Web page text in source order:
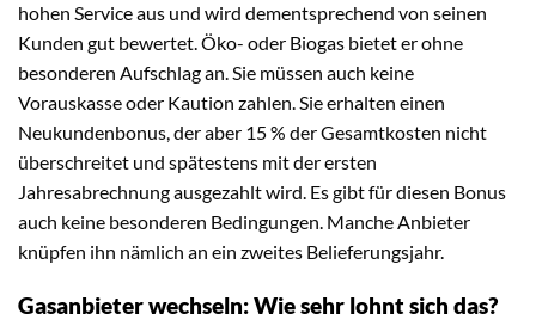
hohen Service aus und wird dementsprechend von seinen
Kunden gut bewertet. Öko- oder Biogas bietet er ohne
besonderen Aufschlag an. Sie müssen auch keine
Vorauskasse oder Kaution zahlen. Sie erhalten einen
Neukundenbonus, der aber 15 % der Gesamtkosten nicht
überschreitet und spätestens mit der ersten
Jahresabrechnung ausgezahlt wird. Es gibt für diesen Bonus
auch keine besonderen Bedingungen. Manche Anbieter
knüpfen ihn nämlich an ein zweites Belieferungsjahr.
Gasanbieter wechseln: Wie sehr lohnt sich das?